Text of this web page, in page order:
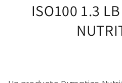
ISO100 1.3